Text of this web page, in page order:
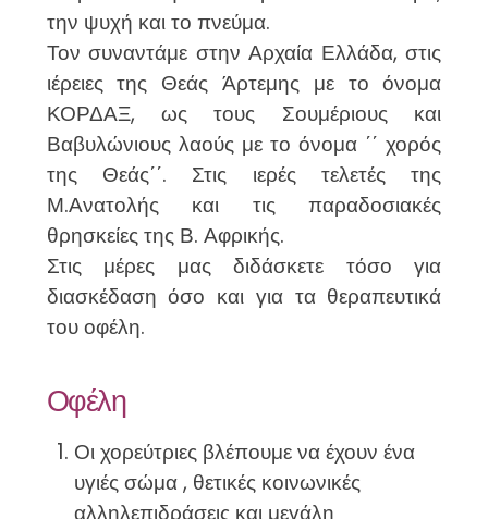
την ψυχή και το πνεύμα.
Τον συναντάμε στην Αρχαία Ελλάδα, στις
ιέρειες της Θεάς Άρτεμης με το όνομα
ΚΟΡΔΑΞ, ως τους Σουμέριους και
Βαβυλώνιους λαούς με το όνομα ΄΄ χορός
της Θεάς΄΄. Στις ιερές τελετές της
Μ.Ανατολής και τις παραδοσιακές
θρησκείες της Β. Αφρικής.
Στις μέρες μας διδάσκετε τόσο για
διασκέδαση όσο και για τα θεραπευτικά
του οφέλη.
Οφέλη
Οι χορεύτριες βλέπουμε να έχουν ένα
υγιές σώμα , θετικές κοινωνικές
αλληλεπιδράσεις και μεγάλη